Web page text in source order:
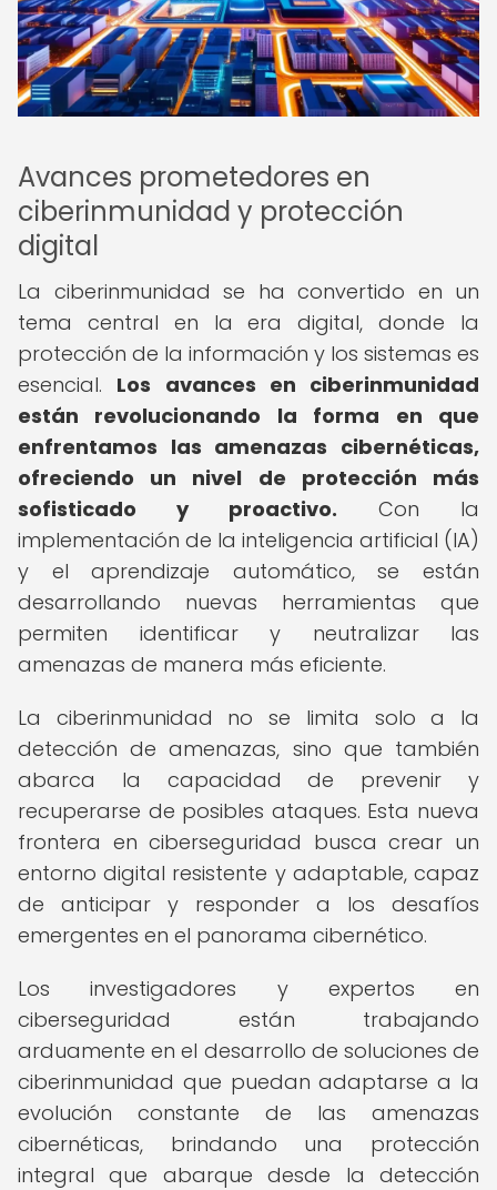
Avances prometedores en
ciberinmunidad y protección
digital
La ciberinmunidad se ha convertido en un
tema central en la era digital, donde la
protección de la información y los sistemas es
esencial. Los avances en ciberinmunidad
están revolucionando la forma en que
enfrentamos las amenazas cibernéticas,
ofreciendo un nivel de protección más
sofisticado y proactivo. Con la
implementación de la inteligencia artificial (IA)
y el aprendizaje automático, se están
desarrollando nuevas herramientas que
permiten identificar y neutralizar las
amenazas de manera más eficiente.
La ciberinmunidad no se limita solo a la
detección de amenazas, sino que también
abarca la capacidad de prevenir y
recuperarse de posibles ataques. Esta nueva
frontera en ciberseguridad busca crear un
entorno digital resistente y adaptable, capaz
de anticipar y responder a los desafíos
emergentes en el panorama cibernético.
Los investigadores y expertos en
ciberseguridad están trabajando
arduamente en el desarrollo de soluciones de
ciberinmunidad que puedan adaptarse a la
evolución constante de las amenazas
cibernéticas, brindando una protección
integral que abarque desde la detección